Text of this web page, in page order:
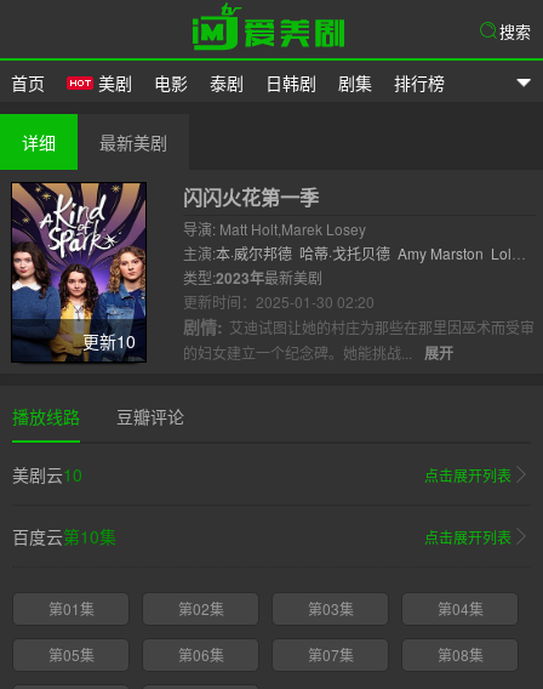
首页 美剧 电影 泰剧 日韩剧 剧集 排行榜
搜索
详细 最新美剧
更新10
闪闪火花第一季
导演: Matt Holt,Marek Losey
主演:本·威尔邦德 哈蒂·戈托贝德 Amy Marston Lola
Blue 安德鲁·斯派曼 Geoffrey Newla..
类型:2023年最新美剧
更新时间：2025-01-30 02:20
剧情: 艾迪试图让她的村庄为那些在那里因巫术而受审
的妇女建立一个纪念碑。她能挑战...
展开
播放线路 豆瓣评论
美剧云10 点击展开列表
百度云第10集 点击展开列表
第01集 第02集 第03集 第04集
第05集 第06集 第07集 第08集